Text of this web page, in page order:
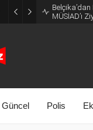
MÜSİAD’ı
Güncel Polis